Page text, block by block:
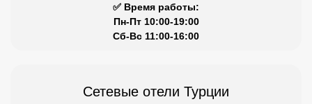
✅ Время работы:
Пн-Пт 10:00-19:00
Сб-Вс 11:00-16:00
Сетевые отели Турции